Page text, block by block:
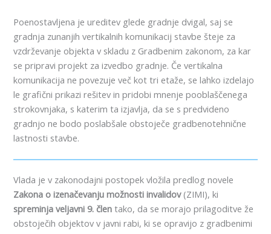
Poenostavljena je ureditev glede gradnje dvigal, saj se
gradnja zunanjih vertikalnih komunikacij stavbe šteje za
vzdrževanje objekta v skladu z Gradbenim zakonom, za kar
se pripravi projekt za izvedbo gradnje. Če vertikalna
komunikacija ne povezuje več kot tri etaže, se lahko izdelajo
le grafični prikazi rešitev in pridobi mnenje pooblaščenega
strokovnjaka, s katerim ta izjavlja, da se s predvideno
gradnjo ne bodo poslabšale obstoječe gradbenotehnične
lastnosti stavbe.
Vlada je v zakonodajni postopek vložila predlog novele
Zakona o izenačevanju možnosti invalidov(ZIMI), ki
spreminja veljavni 9. člen tako, da se morajo prilagoditve že
obstoječih objektov v javni rabi, ki se opravijo z gradbenimi